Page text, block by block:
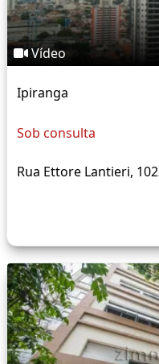
Vídeo
Ipiranga
Sob consulta
Rua Ettore Lantieri, 102